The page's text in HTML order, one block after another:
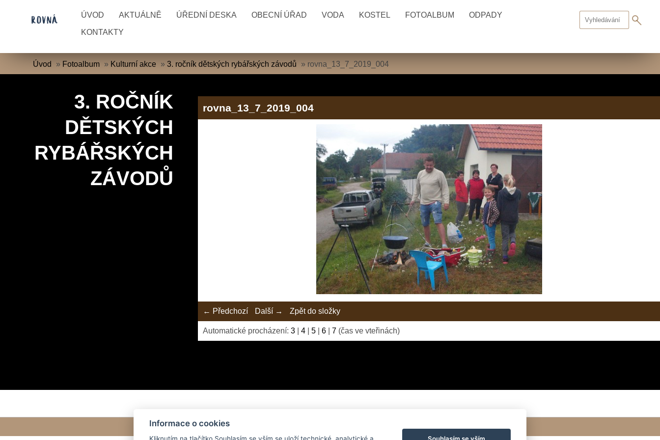
ÚVOD AKTUÁLNĚ ÚŘEDNÍ DESKA OBECNÍ ÚŘAD VODA KOSTEL FOTOALBUM ODPADY
KONTAKTY
Úvod » Fotoalbum » Kulturní akce »3. ročník dětských rybářských závodů » rovna_13_7_2019_004
3. ROČNÍK
DĚTSKÝCH
RYBÁŘSKÝCH
ZÁVODŮ
rovna_13_7_2019_004
← Předchozí Další → Zpět do složky
Automatické procházení:3 |4 |5 |6 |7 (čas ve vteřinách)
Informace o cookies